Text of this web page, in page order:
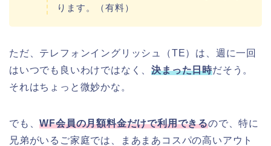
ります。（有料）
ただ、テレフォンイングリッシュ（TE）は、週に一回
はいつでも良いわけではなく、決まった日時だそう。
それはちょっと微妙かな。
でも、WF会員の月額料金だけで利用できるので、特に
兄弟がいるご家庭では、まあまあコスパの高いアウト